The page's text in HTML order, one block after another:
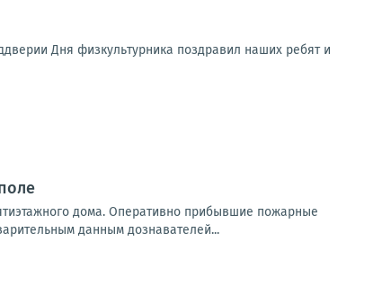
Дня физкультурника поздравил наших ребят и
дома. Оперативно прибывшие пожарные
данным дознавателей...